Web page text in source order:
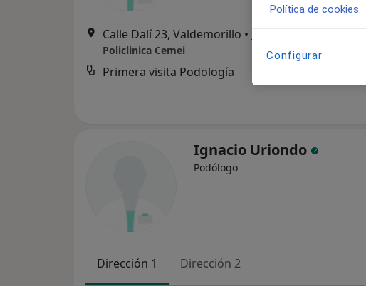
Calle Dalí 23, Valdemorillo •
Policlinica Cemei
Primera visita Podología
Ignacio Uriondo
Podólogo
Dirección 1 Dirección 2
Política de cookies.
Configurar